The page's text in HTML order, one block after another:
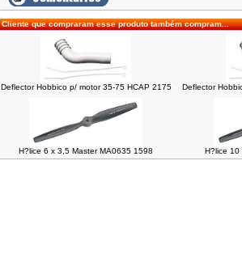
Cliente que compraram esse produto também compram...
Deflector Hobbico p/ motor 35-75 HCAP 2175 Deflector
H?lice 6 x 3,5 Master MA0635 1598 H?lice 10